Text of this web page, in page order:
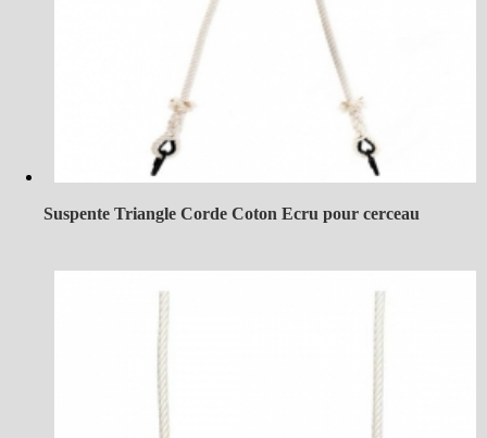
Suspente Triangle Corde Coton Ecru pour cerceau